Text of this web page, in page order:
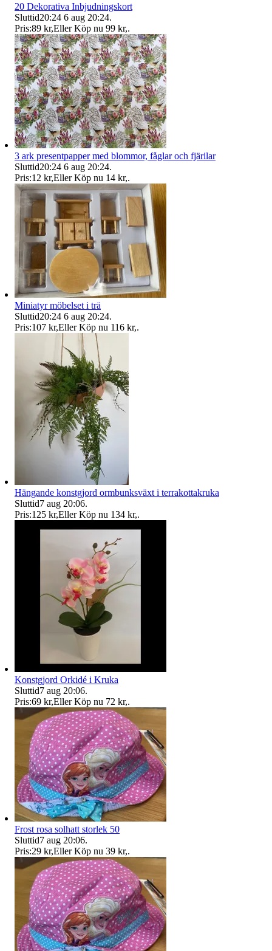
20 Dekorativa Inbjudningskort
Sluttid20:24 6 aug 20:24.
Pris:89 kr,Eller Köp nu 99 kr,.
3 ark presentpapper med blommor, fåglar och fjärilar
Sluttid20:24 6 aug 20:24.
Pris:12 kr,Eller Köp nu 14 kr,.
Miniatyr möbelset i trä
Sluttid20:24 6 aug 20:24.
Pris:107 kr,Eller Köp nu 116 kr,.
Hängande konstgjord ormbunksväxt i terrakottakruka
Sluttid7 aug 20:06.
Pris:125 kr,Eller Köp nu 134 kr,.
Konstgjord Orkidé i Kruka
Sluttid7 aug 20:06.
Pris:69 kr,Eller Köp nu 72 kr,.
Frost rosa solhatt storlek 50
Sluttid7 aug 20:06.
Pris:29 kr,Eller Köp nu 39 kr,.